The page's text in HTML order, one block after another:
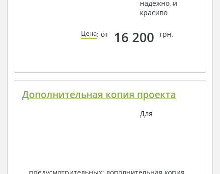
надежно, и
красиво
Цена: от 16 200 грн.
Дополнительная копия проекта
Для